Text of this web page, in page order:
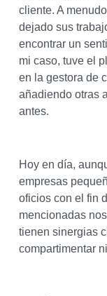
cliente. A
dejado sus
encontrar un
mi caso, tuve el
en la gestora de
añadiendo otras
antes.
Hoy en día,
empresas
oficios con el fin
mencionadas
tienen sinergias
compartimentar